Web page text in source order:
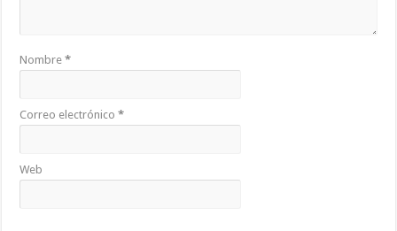
Nombre*
Correo electrónico*
Web